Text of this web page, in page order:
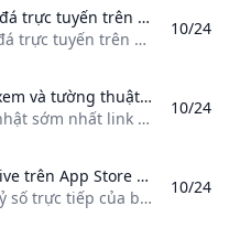
Phương pháp xem bóng đá trực tuyến trên điện thoại Android iPhone Cách thưởng thức bóng đá trực tuyến trên điện thoại di động Android iPhone một cách sáng tạo.
Cách thưởng thức bóng đá trực tuyến trên điện thoại di động Android, iPhone một cách sáng tạo. BuzzNội dung bài viết2. Hướng dẫn xem bóng đá trực tuyến trên điện thoại Xem thêmXem thêmĐọc tóm tắt Những người hâm mộ bóng đá có thể xem trực tuyến trên điện thoại thông minh. Phương tiện phổ biến để xem bóng đá trực tuyến trên Android, iPhone. Cách xem trực tiếp trên trình duyệt: LINK#1 | LINK#2.
10/24
Trực tiếp bóng đá - Link xem và tường thuật bóng đá trực tuyến Trực tiếp bóng đá - Cập nhật sớm nhất link xem bóng đá trực tuyến tường thuật trực tiếp các giải bóng đá hàng đầu thế giới trên VietNamNet.
Trực tiếp bóng đá - Cập nhật sớm nhất link xem bóng đá trực tuyến, tường thuật trực tiếp các giải bóng đá hàng đầu thế giới trên VietNamNet. Xuân Son lập công, cùng tuyệt phẩm của Tuấn Anh giúp Thép Xanh Nam Định hòa kịch tính 3-3 trước chủ nhà Tampines Rovers, thuộc lượt trận thứ 3 bảng G AFC Champions League Two. Nguyễn Xuân Son ‘khai hỏa’ kể từ khi mang quốc tịch Việt Nam, Thép Xanh Nam Định vượt qua SLNA với tỷ số 4-1 ở trận đấu bù vòng 4 LPBank V-League 2024/25.
10/24
‎Aiscore - Tỷ số Bóng đá Live trên App Store AiScore - Chuyên gia về tỷ số trực tiếp của bạn với nhiều thông tin về tỷ số thể thao thống kê trận đấu và trải nghiệm phát trực tiếp mới. Tại đây bạn sẽ nhận…
AiScore - Chuyên gia về tỷ số trực tiếp của bạn với nhiều thông tin về tỷ số thể thao, thống kê trận đấu và trải nghiệm phát trực tiếp mới. Tại đây bạn sẽ nhận… Trực tiếp tỷ số bóng đ‪á‬ ALLSPORTS TECHNOLOGY PTE. LTD. Được thiết kế cho iPad #7 trong Thể Thao 4,7 • 4,2 N đánh giá Miễn phí Cho phép Mua In-App AiScore - Chuyên gia về tỷ số trực tiếp của bạn với nhiều thông tin về tỷ số thể thao, thống kê trận đấu và trải nghiệm phát trực tiếp mới.
10/24